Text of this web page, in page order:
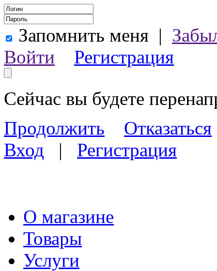
Запомнить меня |
Войти
Регистрация
Сейчас вы будете
Продолжить
Отказаться
Вход | Регистрация
О магазине
Товары
Услуги